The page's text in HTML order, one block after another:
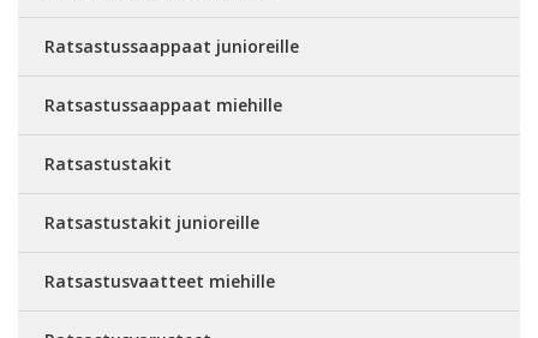
Ratsastussaappaat junioreille
Ratsastussaappaat miehille
Ratsastustakit
Ratsastustakit junioreille
Ratsastusvaatteet miehille